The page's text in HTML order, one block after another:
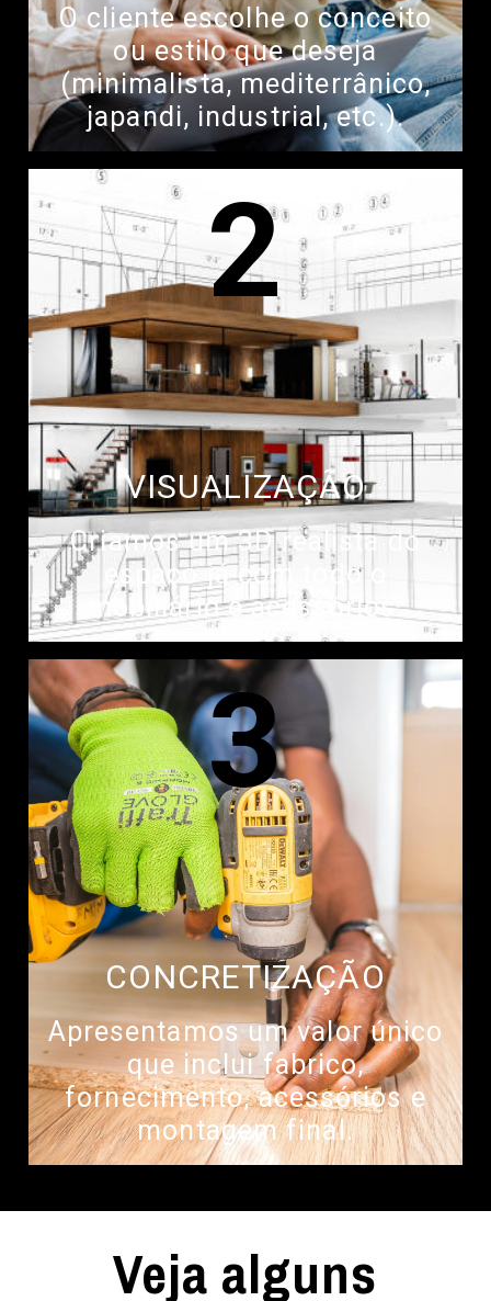
O cliente escolhe o conceito
ou estilo que deseja
(minimalista, mediterrânico,
japandi, industrial, etc.).
2
VISUALIZAÇÃO
Criamos um 3D realista do
espaço já com todo o
mobiliário e acessórios.
3
CONCRETIZAÇÃO
Apresentamos um valor único
que inclui fabrico,
fornecimento, acessórios e
montagem final.
Veja alguns